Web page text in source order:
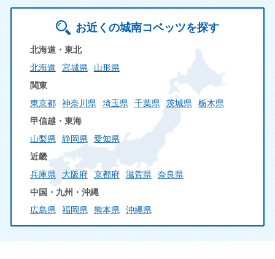
お近くの城南コベッツを探す
北海道・東北
北海道
宮城県
山形県
関東
東京都
神奈川県 埼玉県 千葉県 茨城県
栃木県
甲信越・東海
山梨県
静岡県
愛知県
近畿
兵庫県
大阪府 京都府 滋賀県
奈良県
中国・九州・沖縄
広島県
福岡県 熊本県 沖縄県